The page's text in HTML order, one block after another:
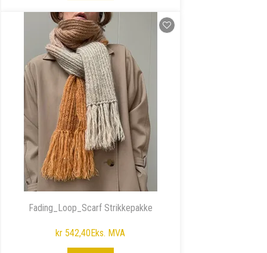
Fading_Loop_Scarf Strikkepakke
kr 542,40Eks. MVA